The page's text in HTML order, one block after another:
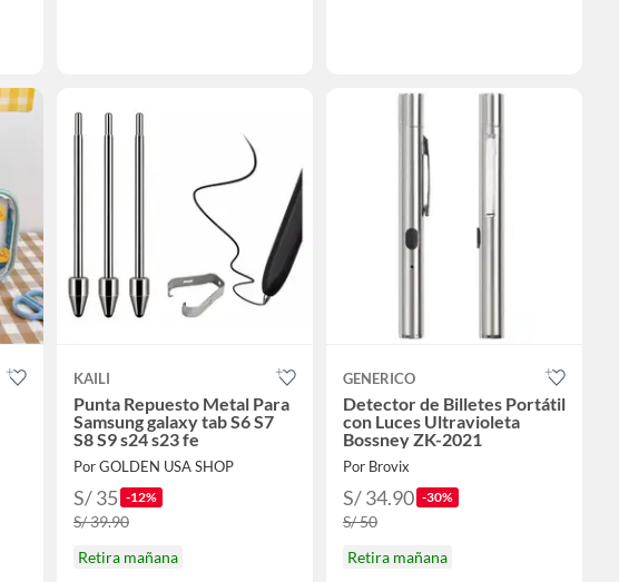
KAILI
Punta Repuesto Metal Para
Samsung galaxy tab S6 S7
S8 S9 s24 s23 fe
Por GOLDEN USA SHOP
S/ 35 -12%
S/ 39.90
Retira mañana
GENERICO
Detector de Billetes Portátil
con Luces Ultravioleta
Bossney ZK-2021
Por Brovix
S/ 34.90 -30%
S/ 50
Retira mañana